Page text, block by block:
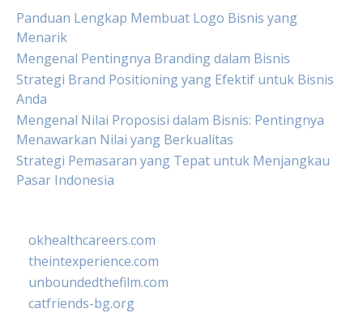
Panduan Lengkap Membuat Logo Bisnis yang
Menarik
Mengenal Pentingnya Branding dalam Bisnis
Strategi Brand Positioning yang Efektif untuk Bisnis
Anda
Mengenal Nilai Proposisi dalam Bisnis: Pentingnya
Menawarkan Nilai yang Berkualitas
Strategi Pemasaran yang Tepat untuk Menjangkau
Pasar Indonesia
okhealthcareers.com
theintexperience.com
unboundedthefilm.com
catfriends-bg.org